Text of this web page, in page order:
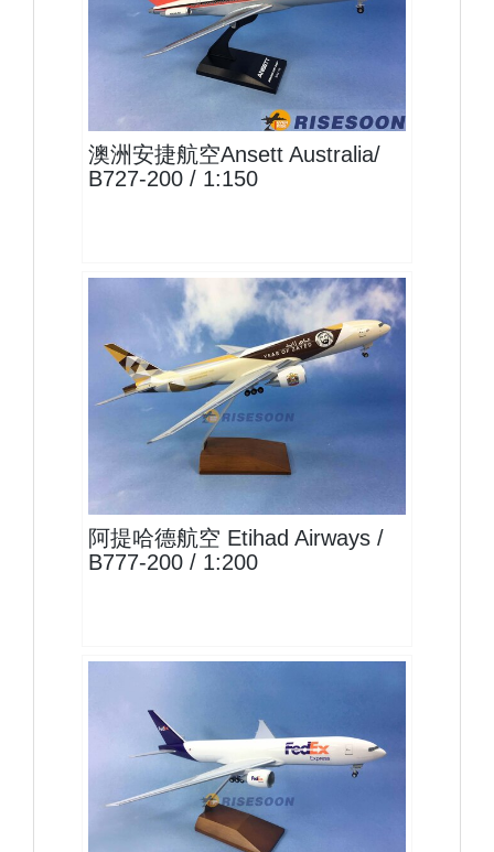
AAA15B722P01 $1600
查看
澳洲安捷航空Ansett Australia/
B727-200 / 1:150
ETD20B772F01
阿提哈德航空 Etihad Airways /
B777-200 / 1:200
FDX20B772F01